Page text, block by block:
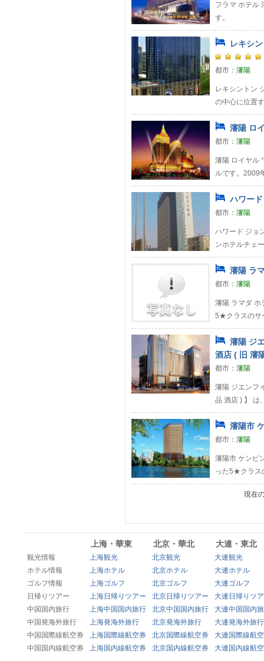
フラマ ホテル
す。
レキシ
都市： 瀋陽
レキシントン
の中心に位置
瀋陽 ロ
都市： 瀋陽
瀋陽 ロイヤル
ルです。2009
ハワー
都市： 瀋陽
ハワード ジョ
ンホテルチェ
瀋陽 ラ
都市： 瀋陽
瀋陽 ラマダ ホ
5★クラスのサ
瀋陽 ジ
酒店 ( 旧 瀋
都市： 瀋陽
瀋陽 ジエンフ
品 酒店 ) 】 は
瀋陽市
都市： 瀋陽
瀋陽市 ケンピ
った5★クラス
現在
上海・華東 北京・華北 大連・東北
観光情報 上海観光 北京観光
大連観光
ホテル情報
上海ホテル 北京ホテル
大連ホテル
ゴルフ情報
上海ゴルフ 北京ゴルフ
大連ゴルフ
日帰りツアー
上海日帰りツアー 北京日帰りツアー
大連日帰りツ
中国国内旅行
上海中国国内旅行 北京中国国内旅行
大連中国国内
中国発海外旅行
上海発海外旅行 北京発海外旅行
大連発海外旅行
中国国際線航空券
上海国際線航空券 北京国際線航空券
大連国際線航
中国国内線航空券
上海国内線航空券 北京国内線航空券 大連国内線航